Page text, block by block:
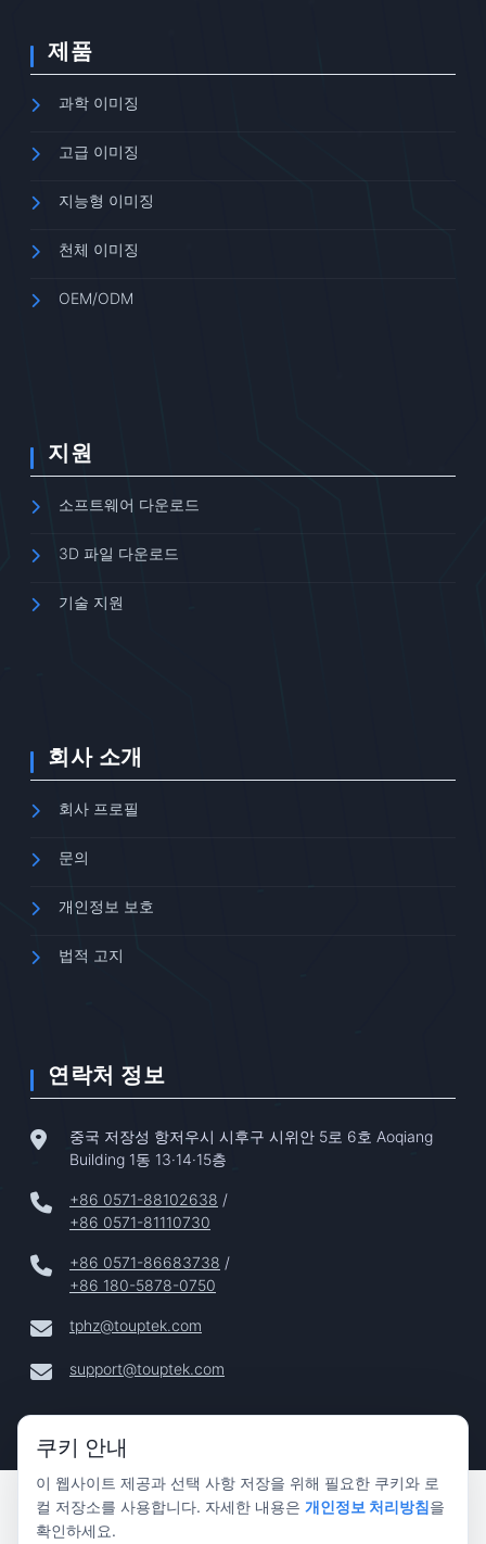
제품
과학 이미징
고급 이미징
지능형 이미징
천체 이미징
OEM/ODM
지원
소프트웨어 다운로드
3D 파일 다운로드
기술 지원
회사 소개
회사 프로필
문의
개인정보 보호
법적 고지
연락처 정보
중국 저장성 항저우시 시후구 시위안 5로 6호 Aoqiang
Building 1동 13·14·15층
+86 0571-88102638 /
+86 0571-81110730
+86 0571-86683738 /
+86 180-5878-0750
tphz@touptek.com
support@touptek.com
Copyright © 2024–2026 Hangzhou ToupTek Photonics Co.,
쿠키 안내
이 웹사이트 제공과 선택 사항 저장을 위해 필요한 쿠키와 로
컬 저장소를 사용합니다. 자세한 내용은 개인정보 처리방침을
확인하세요.